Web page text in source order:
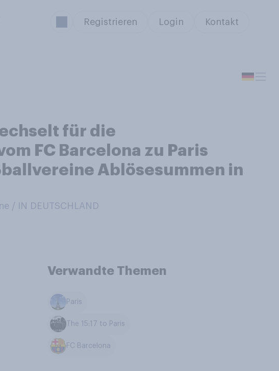
Registrieren Login Kontakt
für die
FC Barcelona zu Paris
Ablösesummen in
/ IN DEUTSCHLAND
Verwandte Themen
Paris
The 15:17 to Paris
FC Barcelona